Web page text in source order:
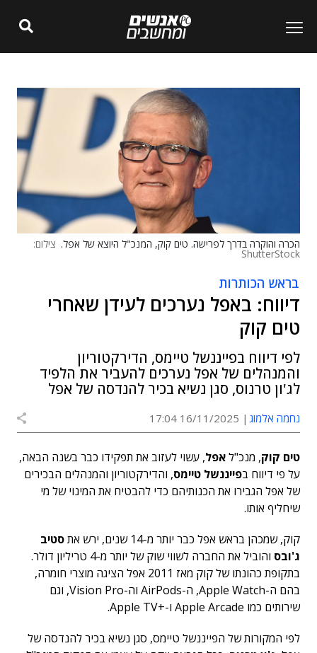
הכרה והוקרה בדרך לפרישה. טים קוק, המנכ"ל היוצא של אפל. צילום:
ShutterStock
בראש הכותרות
דיווח: באפל נערכים לעידן שאחרי
טים קוק
לפי דיווח בפייננשל טיימס, הדירקטוריון
והמנהלים של אפל נערכים להעביר את הלפיד
לג'ון טרנוס, סגן נשיא בכיר להנדסה של אפל
נחמה אלמוג 16/11/2025 17:04
טים קוק, מנכ"לאפל, עשוי לעזוב את תפקידו כבר בשנה הבאה,
על פי דיווח בפייננשל טיימס, והדירקטוריון והמנהלים הבכירים
של אפל הגבירו את הכנותיהם כדי להבטיח את המינוי של מי
שיחליף אותו.
קוק, שמכהן בראש אפל כבר יותר מ-14 שנים, ירש את
סטיב
ג'ובס
והוביל את החברה לשווי שוק של יותר מ-4 טריליון דולר.
בתקופת כהונתו של קוק מאז 2011 אפל הציגה מוצרי חומרה,
בהם ה-Apple Watch, ה-AirPods וה-Vision Pro, וגם
שירותים כמו Apple Arcade ו-+Apple TV.
לפי המקורות של הפייננשל טיימס, סגן נשיא בכיר להנדסה של